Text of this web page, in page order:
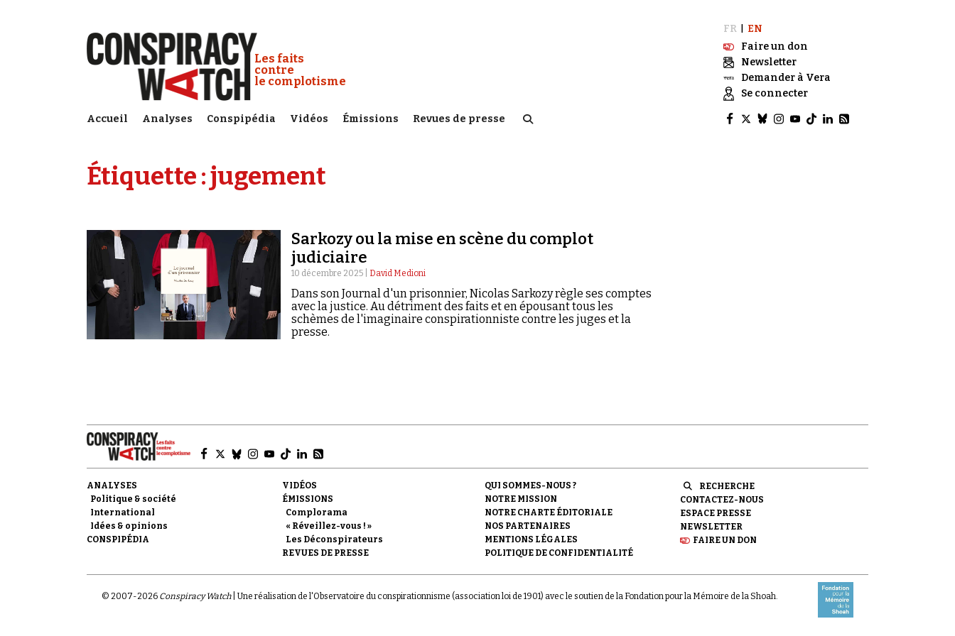
Conspiracy Watch :
Les faits
contre
le complotisme
Accueil Analyses Conspipédia Vidéos Émissions Revues de presse
FR
EN
Faire un don
Newsletter
Demander à Vera
Se connecter
Étiquette :jugement
Sarkozy ou la mise en scène du complot
judiciaire
10 décembre 2025 | David Medioni
Dans son Journal d'un prisonnier, Nicolas Sarkozy règle ses comptes
avec la justice. Au détriment des faits et en épousant tous les
schèmes de l'imaginaire conspirationniste contre les juges et la
presse.
ANALYSES
Politique & société
International
Idées & opinions
CONSPIPÉDIA
VIDÉOS
ÉMISSIONS
Complorama
« Réveillez-vous ! »
Les Déconspirateurs
REVUES DE PRESSE
QUI SOMMES-NOUS ?
NOTRE MISSION
NOTRE CHARTE ÉDITORIALE
NOS PARTENAIRES
MENTIONS LÉGALES
POLITIQUE DE CONFIDENTIALITÉ
RECHERCHE
CONTACTEZ-NOUS
ESPACE PRESSE
NEWSLETTER
FAIRE UN DON
© 2007-2026 Conspiracy Watch| Une réalisation de l'Observatoire du conspirationnisme (association loi de 1901) avec le soutien de la Fondation pour la Mémoire de la Shoah.